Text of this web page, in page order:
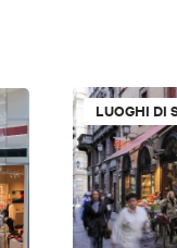
LUOGHI DI